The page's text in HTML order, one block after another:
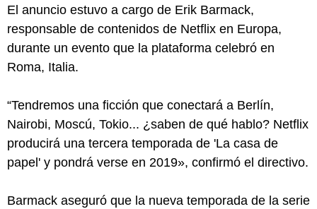
El anuncio estuvo a cargo de Erik Barmack,
responsable de contenidos de Netflix en Europa,
durante un evento que la plataforma celebró en
Roma, Italia.
“Tendremos una ficción que conectará a Berlín,
Nairobi, Moscú, Tokio... ¿saben de qué hablo? Netflix
producirá una tercera temporada de 'La casa de
papel' y pondrá verse en 2019», confirmó el directivo.
Barmack aseguró que la nueva temporada de la serie